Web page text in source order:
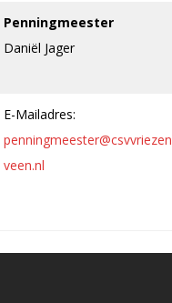
Penningmeester
Daniël Jager
E-Mailadres:
penningmeester@csvvriezen
veen.nl